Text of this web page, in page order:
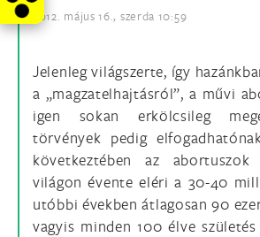
2012. május 16., szerda 10:59
Jelenleg világszerte, így
a „magzatelhajtásról”, a művi
igen sokan erkölcsileg
törvények pedig
következtében az
világon évente eléri a 30-40
utóbbi években átlagosan 90
vagyis minden 100 élve